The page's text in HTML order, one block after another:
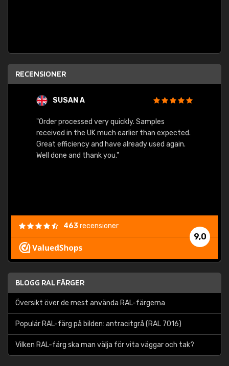
RECENSIONER
SUSAN A
"Order processed very quickly. Samples
received in the UK much earlier than expected.
Great efficiency and have already used again.
Well done and thank you."
9,0
463recensioner
BLOGG RAL FÄRGER
Översikt över de mest använda RAL-färgerna
Populär RAL-färg på bilden: antracitgrå (RAL 7016)
Vilken RAL-färg ska man välja för vita väggar och tak?